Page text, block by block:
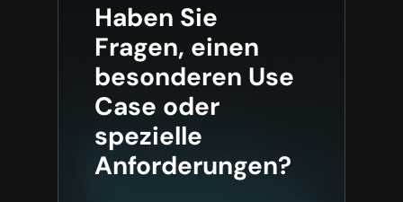
Haben Sie
Fragen, einen
besonderen Use
Case oder
spezielle
Anforderungen?